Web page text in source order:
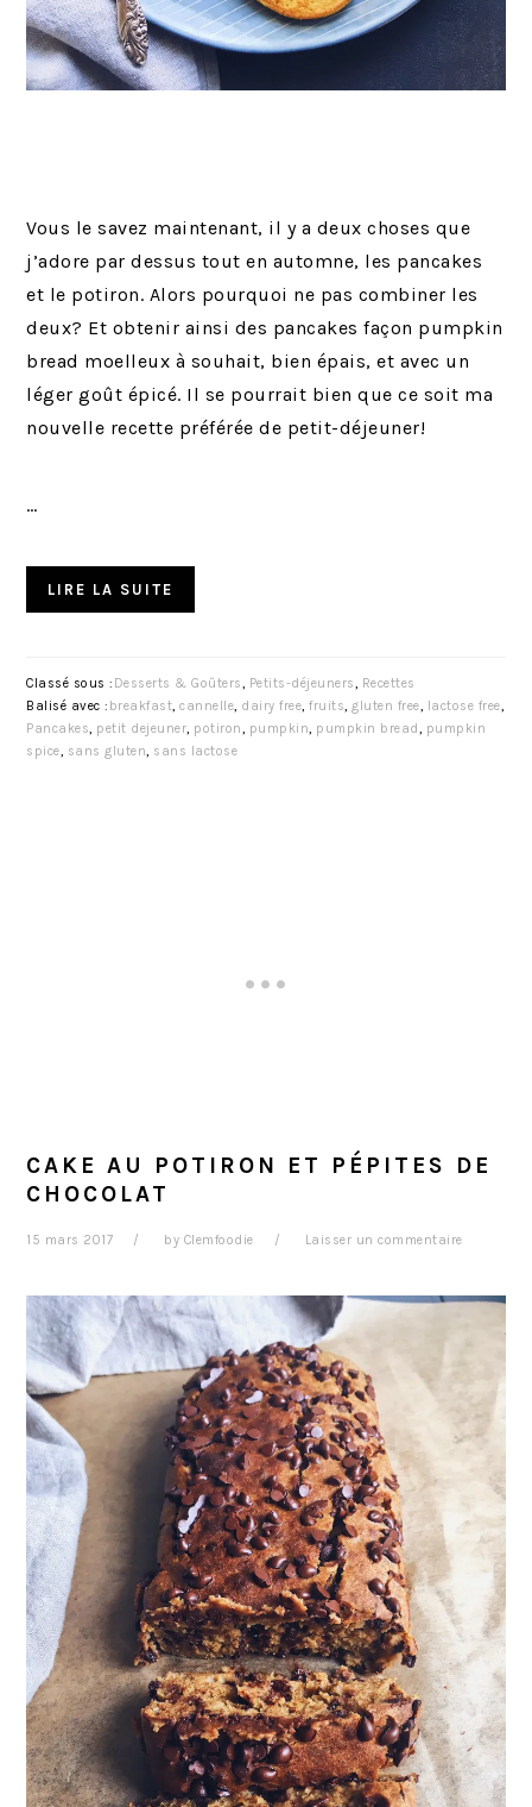
Vous le savez maintenant, il y a deux choses que
j’adore par dessus tout en automne, les pancakes
et le potiron. Alors pourquoi ne pas combiner les
deux? Et obtenir ainsi des pancakes façon pumpkin
bread moelleux à souhait, bien épais, et avec un
léger goût épicé. Il se pourrait bien que ce soit ma
nouvelle recette préférée de petit-déjeuner!
…
LIRE LA SUITE
Classé sous : Desserts & Goûters, Petits-déjeuners, Recettes
Balisé avec : breakfast,cannelle, dairy free,fruits,gluten free, lactose free,
Pancakes, petit dejeuner, potiron, pumpkin, pumpkin bread, pumpkin
spice, sans gluten, sans lactose
CAKE AU POTIRON ET PÉPITES DE
CHOCOLAT
15 mars 2017 by Clemfoodie Laisser un commentaire